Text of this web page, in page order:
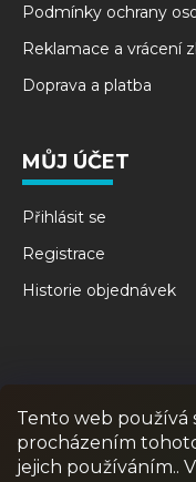
Tento web používá
procházením
jejich používáním..
Podmínky ochrany
Reklamace a vrácení
Doprava a platba
MŮJ ÚČET
Přihlásit se
Registrace
Historie objednávek